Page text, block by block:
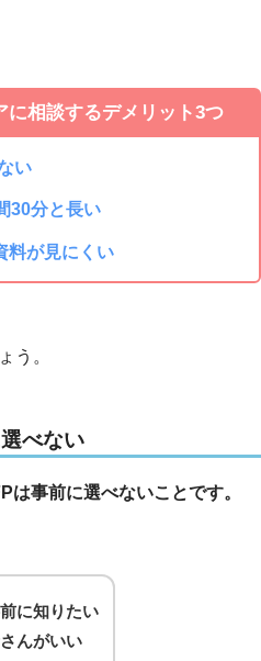
に相談するデメリット3つ
い
30分と長い
料が見にくい
う。
べない
は事前に選べないことです。
に知りたい
んがいい